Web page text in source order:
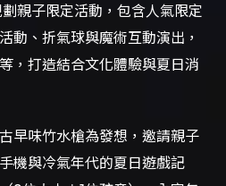
親子限定活動，包含人氣限定
動、折氣球與魔術互動演出，
，打造結合文化體驗與夏日消
早味竹水槍為發想，邀請親子
機與冷氣年代的夏日遊戲記